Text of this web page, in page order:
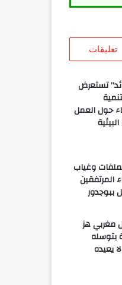
تعليقات
تستعرض
حول العمل
وغياب
المرتفقين
ببوجدور
مغربي هز
بتوسله
يعيده